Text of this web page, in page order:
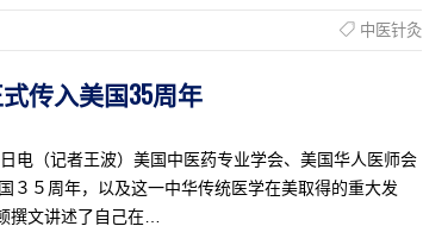
中医针灸
传入美国35周年
电（记者王波）美国中医药专业学会、美国华人医师会
３５周年，以及这一中华传统医学在美取得的重大发
撰文讲述了自己在…